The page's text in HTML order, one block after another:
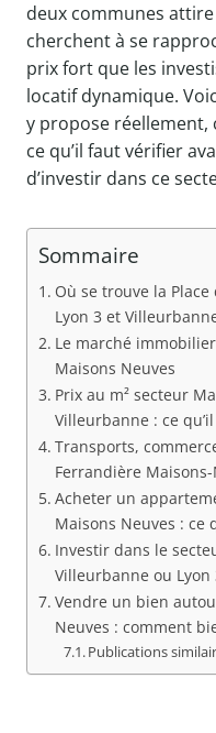
deux communes
cherchent à se
prix fort que les
locatif dynamique.
y propose réellement,
ce qu’il faut vérifier
d’investir dans ce
Sommaire
Où se trouve la
Lyon 3 et
Le marché
Maisons Neuves
Prix au m² secteur
Villeurbanne : ce
Transports,
Ferrandière Maisons-
Acheter un
Maisons Neuves : ce
Investir dans le
Villeurbanne ou
Vendre un bien
Neuves : comment
Publications